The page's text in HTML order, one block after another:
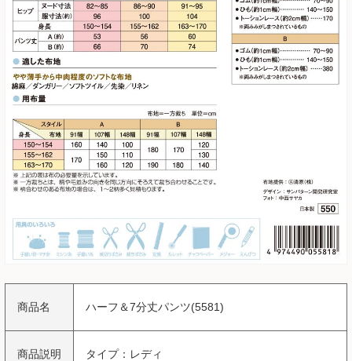
商品名 ハーフ＆7分丈パンツ(5581)
商品説明
タイプ：レディ